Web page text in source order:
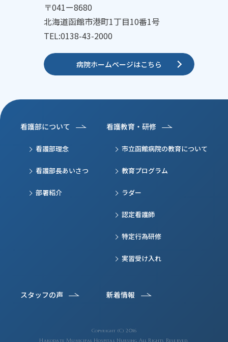
〒041ー8680
北海道函館市港町1丁目10番1号
TEL:0138-43-2000
病院ホームページはこちら
看護部について
看護部理念
看護部長あいさつ
部署紹介
看護教育・研修
市立函館病院の教育について
教育プログラム
ラダー
認定看護師
特定行為研修
実習受け入れ
スタッフの声 新着情報
Copyright (C) 2016
Hakodate Municipal Hospital Nursing All Rights Reserved.